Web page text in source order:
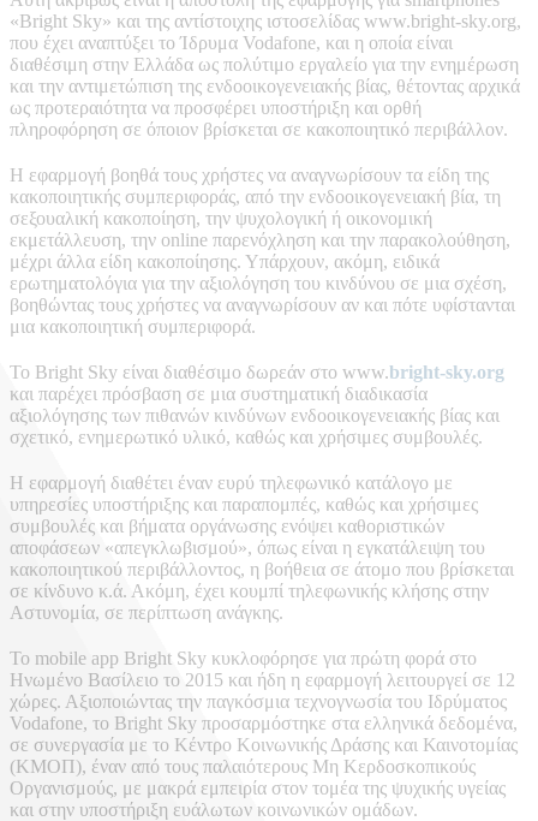
«Bright Sky» και της αντίστοιχης ιστοσελίδας www.bright-sky.org,
που έχει αναπτύξει το Ίδρυμα Vodafone, και η οποία είναι
διαθέσιμη στην Ελλάδα ως πολύτιμο εργαλείο για την ενημέρωση
και την αντιμετώπιση της ενδοοικογενειακής βίας, θέτοντας αρχικά
ως προτεραιότητα να προσφέρει υποστήριξη και ορθή
πληροφόρηση σε όποιον βρίσκεται σε κακοποιητικό περιβάλλον.
Η εφαρμογή βοηθά τους χρήστες να αναγνωρίσουν τα είδη της
κακοποιητικής συμπεριφοράς, από την ενδοοικογενειακή βία, τη
σεξουαλική κακοποίηση, την ψυχολογική ή οικονομική
εκμετάλλευση, την online παρενόχληση και την παρακολούθηση,
μέχρι άλλα είδη κακοποίησης. Υπάρχουν, ακόμη, ειδικά
ερωτηματολόγια για την αξιολόγηση του κινδύνου σε μια σχέση,
βοηθώντας τους χρήστες να αναγνωρίσουν αν και πότε υφίστανται
μια κακοποιητική συμπεριφορά.
Το Bright Sky είναι διαθέσιμο δωρεάν στο www.bright-sky.org
και παρέχει πρόσβαση σε μια συστηματική διαδικασία
αξιολόγησης των πιθανών κινδύνων ενδοοικογενειακής βίας και
σχετικό, ενημερωτικό υλικό, καθώς και χρήσιμες συμβουλές.
Η εφαρμογή διαθέτει έναν ευρύ τηλεφωνικό κατάλογο με
υπηρεσίες υποστήριξης και παραπομπές, καθώς και χρήσιμες
συμβουλές και βήματα οργάνωσης ενόψει καθοριστικών
αποφάσεων «απεγκλωβισμού», όπως είναι η εγκατάλειψη του
κακοποιητικού περιβάλλοντος, η βοήθεια σε άτομο που βρίσκεται
σε κίνδυνο κ.ά. Ακόμη, έχει κουμπί τηλεφωνικής κλήσης στην
Αστυνομία, σε περίπτωση ανάγκης.
Το mobile app Bright Sky κυκλοφόρησε για πρώτη φορά στο
Ηνωμένο Βασίλειο το 2015 και ήδη η εφαρμογή λειτουργεί σε 12
χώρες. Αξιοποιώντας την παγκόσμια τεχνογνωσία του Ιδρύματος
Vodafone, το Bright Sky προσαρμόστηκε στα ελληνικά δεδομένα,
σε συνεργασία με το Κέντρο Κοινωνικής Δράσης και Καινοτομίας
(ΚΜΟΠ), έναν από τους παλαιότερους Μη Κερδοσκοπικούς
Οργανισμούς, με μακρά εμπειρία στον τομέα της ψυχικής υγείας
και στην υποστήριξη ευάλωτων κοινωνικών ομάδων.